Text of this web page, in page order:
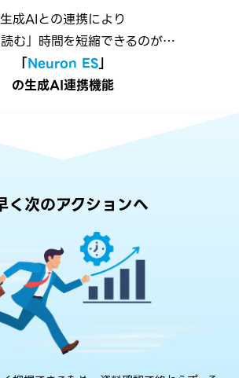
生成AIとの連携により
読む」時間を短縮できるのが…
「Neuron ES」
の生成AI連携機能
く次のアクションへ